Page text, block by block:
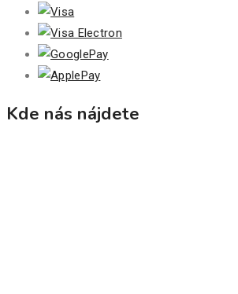
Kde nás nájdete